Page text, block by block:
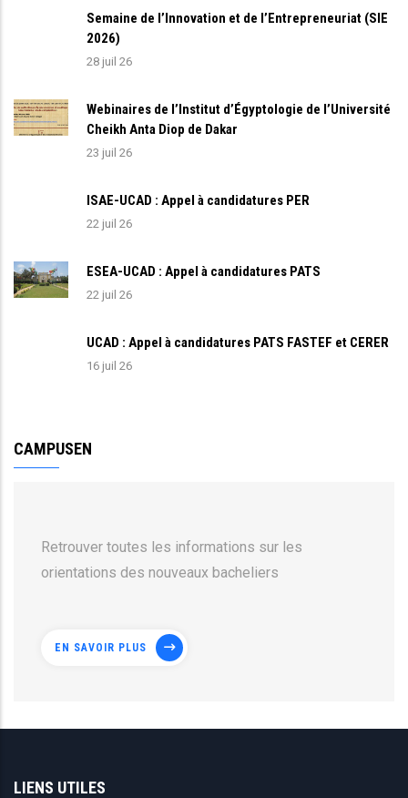
Semaine de l’Innovation et de l’Entrepreneuriat (SIE
2026)
28 juil 26
Webinaires de l’Institut d’Égyptologie de l’Université
Cheikh Anta Diop de Dakar
23 juil 26
ISAE-UCAD : Appel à candidatures PER
22 juil 26
ESEA-UCAD : Appel à candidatures PATS
22 juil 26
UCAD : Appel à candidatures PATS FASTEF et CERER
16 juil 26
CAMPUSEN
Retrouver toutes les informations sur les
orientations des nouveaux bacheliers
EN SAVOIR PLUS
LIENS UTILES